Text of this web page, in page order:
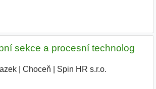
sekce a procesní technolog
Choceň Spin HR s.r.o.